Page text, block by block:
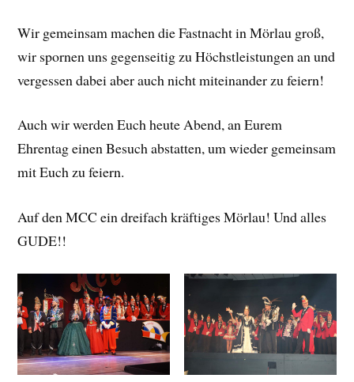
Wir gemeinsam machen die Fastnacht in Mörlau groß,
wir spornen uns gegenseitig zu Höchstleistungen an und
vergessen dabei aber auch nicht miteinander zu feiern!
Auch wir werden Euch heute Abend, an Eurem
Ehrentag einen Besuch abstatten, um wieder gemeinsam
mit Euch zu feiern.
Auf den MCC ein dreifach kräftiges Mörlau! Und alles
GUDE!!